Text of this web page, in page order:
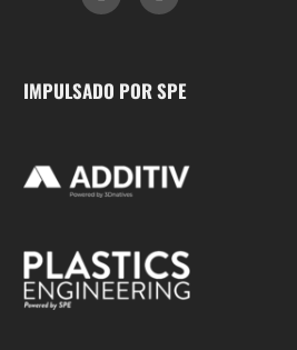
IMPULSADO POR SPE